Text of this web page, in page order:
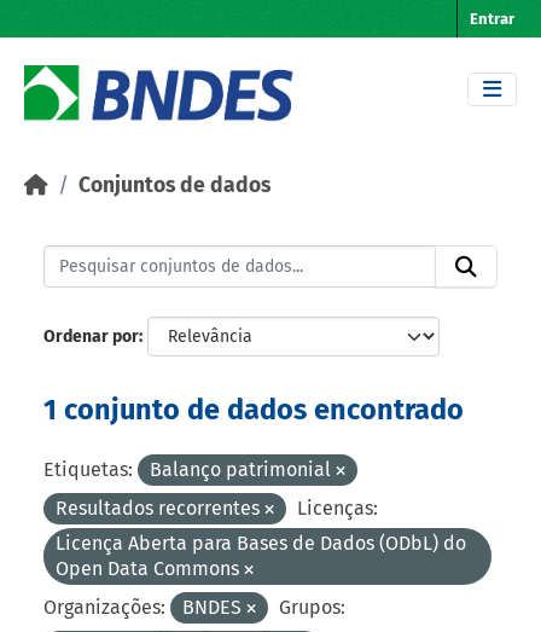
Entrar
Conjuntos de dados
Ordenar por
1 conjunto de dados encontrado
Etiquetas:
Balanço patrimonial
Resultados recorrentes
Licenças:
Licença Aberta para Bases de Dados (ODbL) do
Open Data Commons
Organizações:
BNDES
Grupos: